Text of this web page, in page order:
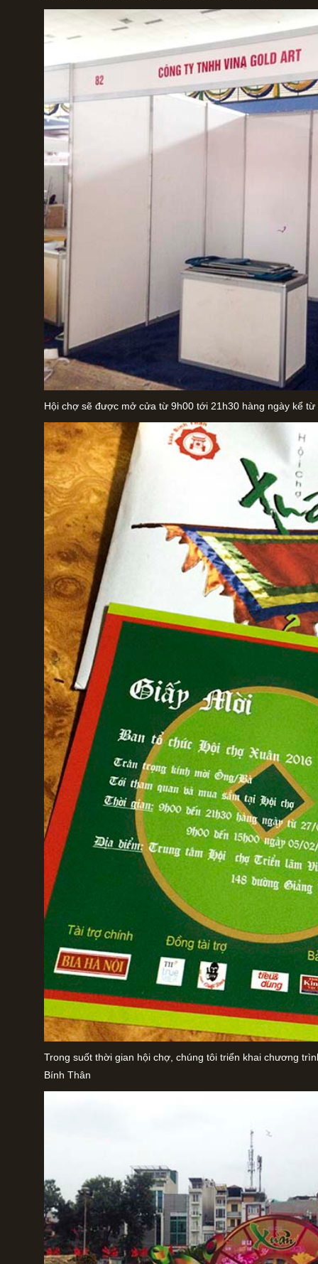
Hội chợ sẽ được mở cửa từ 9h00 tới 21h30 hàng ngày kể
Trong suốt thời gian hội chợ, chúng tôi triển khai chương
Bính Thân